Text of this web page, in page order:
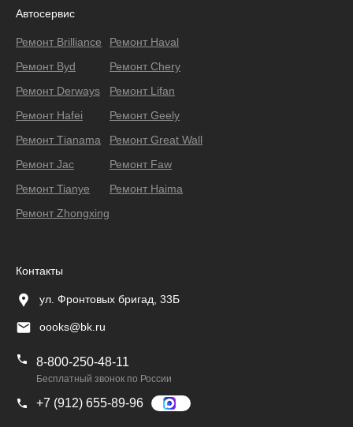
Автосервис
Ремонт Brilliance
Ремонт Byd
Ремонт Derways
Ремонт Hafei
Ремонт Тianama
Ремонт Jac
Ремонт Tianye
Ремонт Zhongxing
Ремонт Haval
Ремонт Chery
Ремонт Lifan
Ремонт Geely
Ремонт Great Wall
Ремонт Faw
Ремонт Haima
Контакты
ул. Фронтовых бригад, 33Б
oooks@bk.ru
8-800-250-48-11
Бесплатный звонок по России
+7 (912) 655-89-96